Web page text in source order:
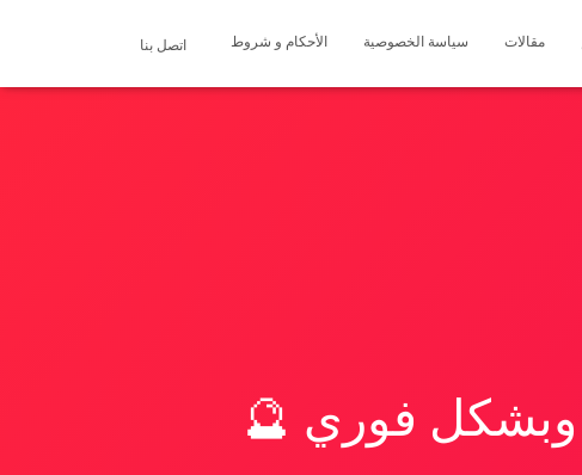
مقالات سياسة الخصوصية الأحكام و شروط اتصل بنا
وبشكل فوري 🔮